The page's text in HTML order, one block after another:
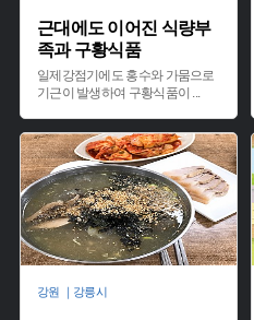
근대에도 이어진 식량부
족과 구황식품
일제강점기에도 홍수와 가뭄으로
기근이 발생하여 구황식품이 ...
강원 ｜강릉시